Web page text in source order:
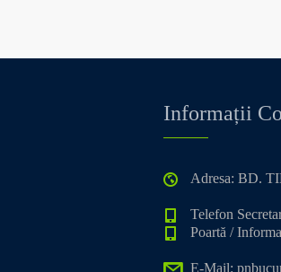
Informații
Adresa: BD.
Telefon
Poartă /
E-Mail: